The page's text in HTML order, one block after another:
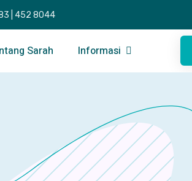
| 452 8044
Sarah Informasi